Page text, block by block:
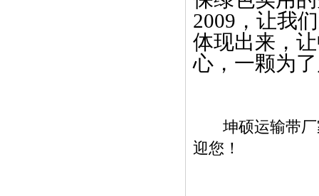
2009 ，让我
体现出来，
心，一颗为
坤硕运输带厂
迎您！